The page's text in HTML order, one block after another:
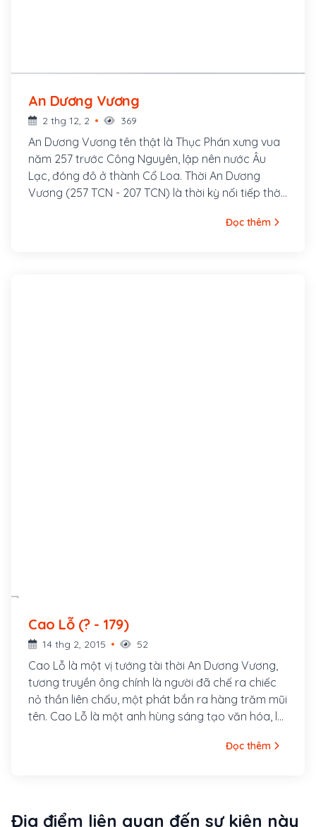
An Dương Vương
2 thg 12, 2 369
An Dương Vương tên thật là Thục Phán xưng vua
năm 257 trước Công Nguyên, lập nên nước Âu
Lạc, đóng đô ở thành Cổ Loa. Thời An Dương
Vương (257 TCN - 207 TCN) là thời kỳ nối tiếp thời
Đọc thêm
Cao Lỗ (? - 179)
14 thg 2, 2015 52
Cao Lỗ là một vị tướng tài thời An Dương Vương,
tương truyền ông chính là người đã chế ra chiếc
nỏ thần liên chấu, một phát bắn ra hàng trăm mũi
tên. Cao Lỗ là một anh hùng sáng tạo văn hóa, là
Đọc thêm
Địa điểm liên quan đến sự kiện này